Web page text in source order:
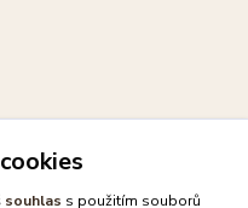
souhlas s použitím souborů